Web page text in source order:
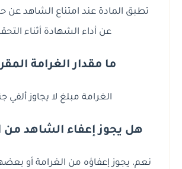
تطبق المادة عند امتناع الشاهد عن
عن أداء الشهادة أثناء
ما مقدار الغرامة
الغرامة مبلغ لا يجاوز ألفي
هل يجوز إعفاء الشاهد من
نعم، يجوز إعفاؤه من الغرامة أو